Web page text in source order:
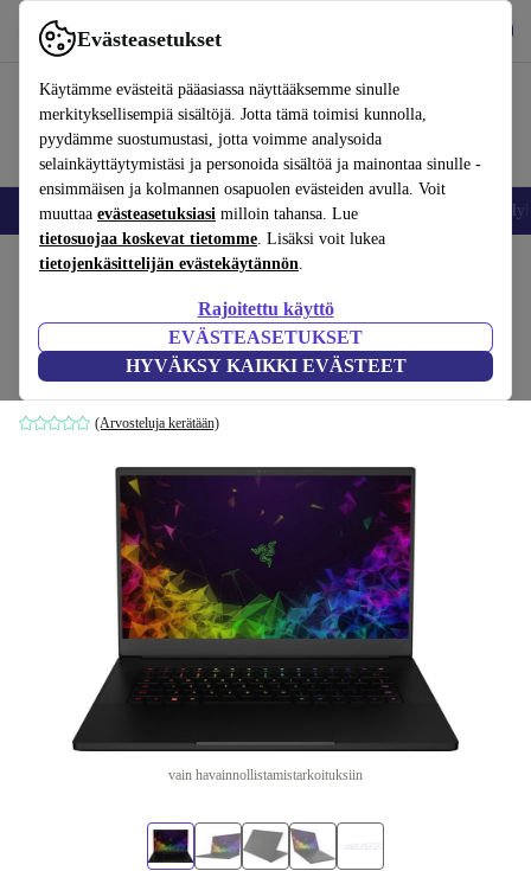
Evästeasetukset
Käytämme evästeitä pääasiassa näyttääksemme sinulle
merkityksellisempiä sisältöjä. Jotta tämä toimisi kunnolla,
pyydämme suostumustasi, jotta voimme analysoida
selainkäyttäytymistäsi ja personoida sisältöä ja mainontaa sinulle -
ensimmäisen ja kolmannen osapuolen evästeiden avulla. Voit
muuttaa evästeasetuksiasi milloin tahansa. Lue
tietosuojaa koskevat tietomme. Lisäksi voit lukea
tietojenkäsittelijän evästekäytännön.
Rajoitettu käyttö
EVÄSTEASETUKSET
HYVÄKSY KAIKKI EVÄSTEET
Käytä refurbed-palvelua nopeasti ja helposti
Matkapuhelimet ja älypuhelimet Kannettavat tietokoneet
Koti Tuotteet Kannettavat tietokoneet
Razer Blade 15 Advanced Edition Early
2019 | i7-8750H | 15.6-tuuman
16 GB | 1 TB SSD | RTX 3070 Max-Q | Win 11 Home | DE
(Arvosteluja kerätään)
vain havainnollistamistarkoituksiin